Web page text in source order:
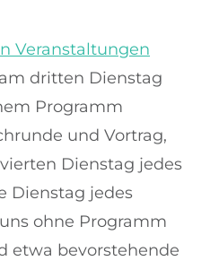
Veranstaltungen
dritten Dienstag
Programm
und Vortrag,
Dienstag jedes
Dienstag jedes
ohne Programm
etwa bevorstehende